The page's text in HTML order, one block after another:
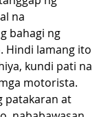
na
bahagi ng
Hindi lamang ito
kundi pati na
motorista.
patakaran at